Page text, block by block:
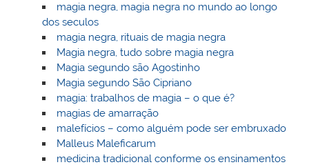
magia negra, magia negra no mundo ao longo
dos seculos
magia negra, rituais de magia negra
Magia negra, tudo sobre magia negra
Magia segundo são Agostinho
Magia segundo São Cipriano
magia: trabalhos de magia – o que é?
magias de amarração
malefícios – como alguém pode ser embruxado
Malleus Maleficarum
medicina tradicional conforme os ensinamentos